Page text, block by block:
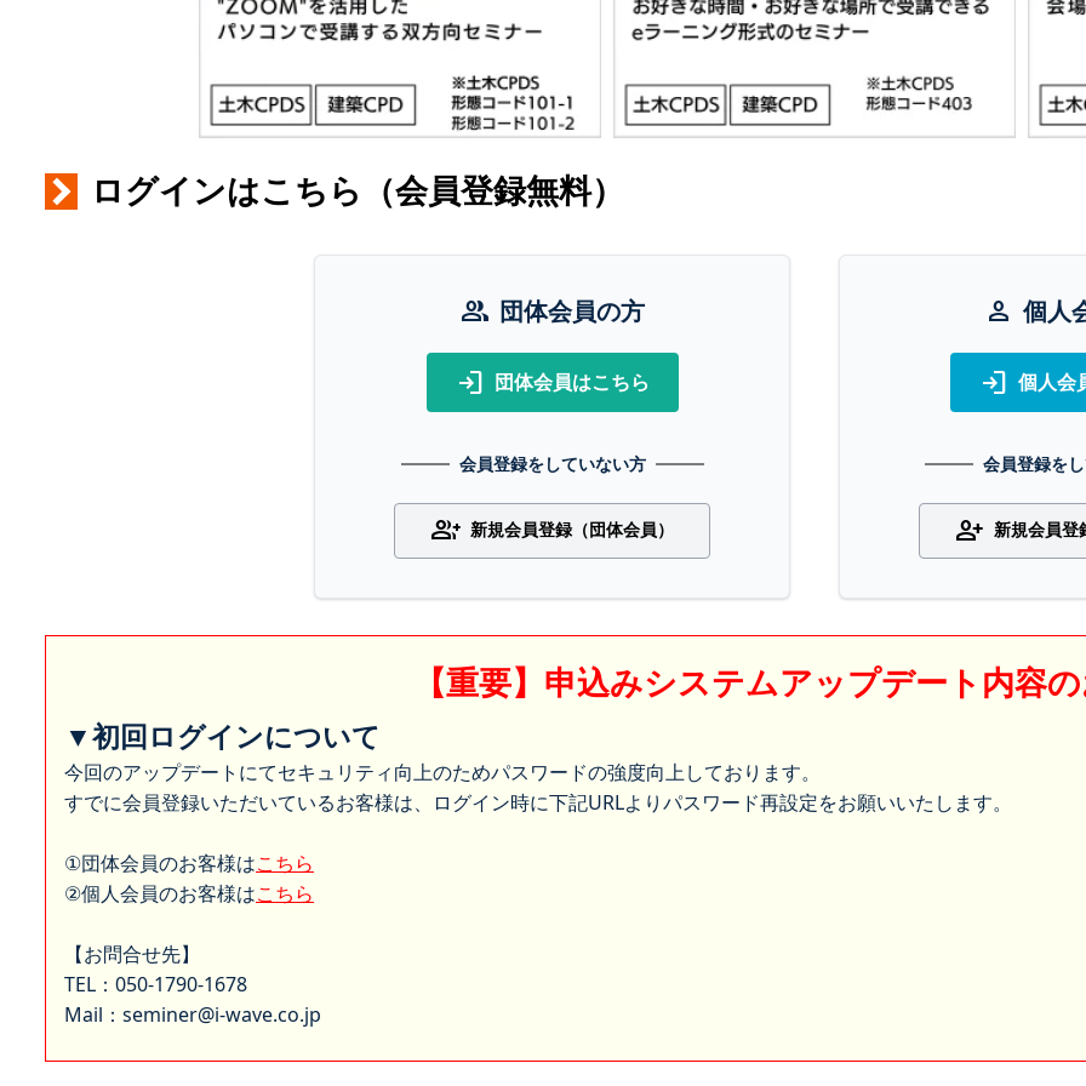
ログインはこちら（会員登録無料）
group 団体会員の方
login 団体会員はこちら
会員登録をしていない方
group_add 新規会員登録（団体会員）
person 個人
login 個人会
会員登録を
person_add 新規会員登
【重要】申込みシステムアップデート内容
▼初回ログインについて
今回のアップデートにてセキュリティ向上のためパスワードの強度向上しております。
すでに会員登録いただいているお客様は、ログイン時に下記URLよりパスワード再設定をお願いいたします。
①団体会員のお客様はこちら
②個人会員のお客様はこちら
【お問合せ先】
TEL：050-1790-1678
Mail：seminer@i-wave.co.jp